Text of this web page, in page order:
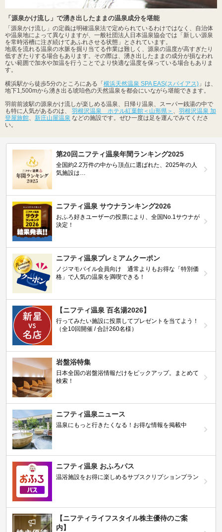
「源泉かけ流し」で湧き出したままの温泉成分を堪能
「源泉かけ流し」の定義は明確温泉法で定められているわけではなく、自治体
や温泉地によって異なりますが、一般社団法人日本温泉協会では「新しい源泉
を常時浴槽に注ぎ続けてあふれさせる状態」とされています。
地底を流れる温泉の水脈を掘り当てる作業は難しく、源泉の温度が高すぎたり
低すぎたりする場合もあります。その際は、湧き出したままの成分が損なわれ
ない範囲で加水や加温を行うことでより快適な温度を保っている場合もありま
す。
横浜駅から徒歩5分のところにある「 横浜天然温泉 SPA EAS(スパイアス) 」は、
地下1,500mから湧き出る琥珀色の天然温泉を都会にいながら堪能できます。
羽前前波駅の源泉かけ流しが楽しめる温泉、日帰り温泉、スーパー銭湯の中で
も特に人気があるのは、 羽根沢温泉 ホテル紅葉館＜山形県＞ 、 羽根沢温泉 加
登屋旅館、 新庄山屋温泉 などの施設です。ぜひ一度は足を運んでみてくださ
い。
第20回ニフティ温泉年間ランキング2025
全国約2.2万件の中から頂点に選ばれた、2025年の人
気施設は…
ニフティ温泉 サウナランキング2026
おふろ好きユーザーの投票により、全国No.1サウナが
決定！
ニフティ温泉プレミアムクーポン
ノジマモバイル会員向け 通常よりもお得な「特別価
格」で人気の温泉を満喫できる！
【ニフティ温泉 百名湯2026】
行ってみたい施設に投票してプレゼントを当てよう！
（全10回開催 / 合計260名様）
岩盤浴特集
日本全国の岩盤浴情報だけをピックアップ。まとめて
検索！
ニフティ温泉ニュース
温泉にもっと行きたくなる！お得な情報を掲載中
ニフティ温泉 おふろパス
温浴施設をお得に楽しめるサブスクリプションプラン
【ニフティライフスタイル株主優待のご案
内】